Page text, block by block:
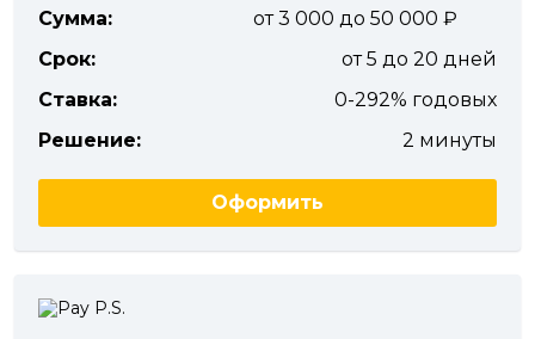
Сумма:
от 3 000 до 50 000
Срок:
от 5 до 20 дней
Ставка:
0-292% годовых
Решение:
2 минуты
Оформить